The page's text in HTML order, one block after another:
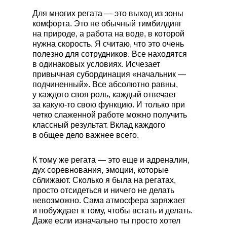
Для многих регата — это выход из зоны
комфорта. Это не обычный тимбилдинг
на природе, а работа на воде, в которой
нужна скорость. Я считаю, что это очень
полезно для сотрудников. Все находятся
в одинаковых условиях. Исчезает
привычная субординация «начальник —
подчиненный». Все абсолютно равны,
у каждого своя роль, каждый отвечает
за какую-то свою функцию. И только при
четко слаженной работе можно получить
классный результат. Вклад каждого
в общее дело важнее всего.
К тому же регата — это еще и адреналин,
дух соревнования, эмоции, которые
сближают. Сколько я была на регатах,
просто отсидеться и ничего не делать
невозможно. Сама атмосфера заряжает
и побуждает к тому, чтобы встать и делать.
Даже если изначально ты просто хотел